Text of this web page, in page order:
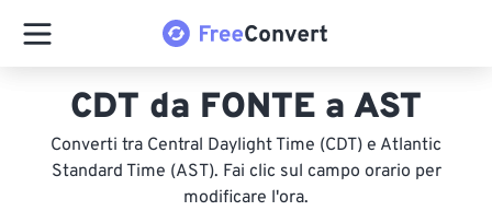
CDT da FONTE a AST
Converti tra Central Daylight Time (CDT) e Atlantic
Standard Time (AST). Fai clic sul campo orario per
modificare l'ora.